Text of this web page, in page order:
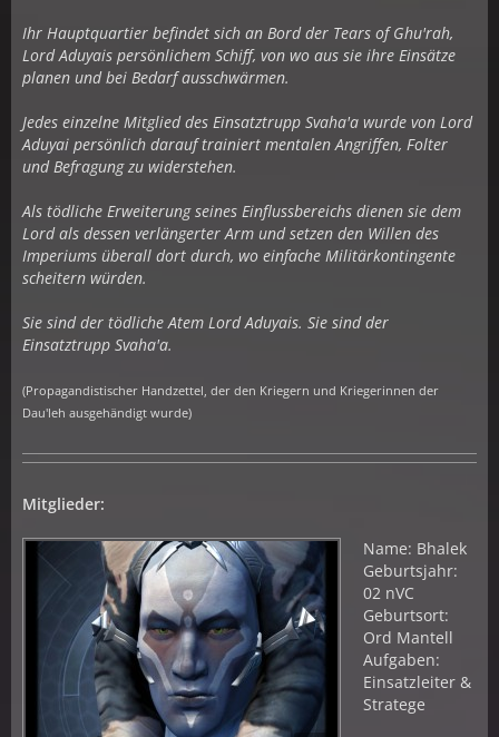
Ihr Hauptquartier befindet sich an Bord der Tears of Ghu'rah,
Lord Aduyais persönlichem Schiff, von wo aus sie ihre Einsätze
planen und bei Bedarf ausschwärmen.
Jedes einzelne Mitglied des Einsatztrupp Svaha'a wurde von Lord
Aduyai persönlich darauf trainiert mentalen Angriffen, Folter
und Befragung zu widerstehen.
Als tödliche Erweiterung seines Einflussbereichs dienen sie dem
Lord als dessen verlängerter Arm und setzen den Willen des
Imperiums überall dort durch, wo einfache Militärkontingente
scheitern würden.
Sie sind der tödliche Atem Lord Aduyais. Sie sind der
Einsatztrupp Svaha'a.
(Propagandistischer Handzettel, der den Kriegern und Kriegerinnen der
Dau'leh ausgehändigt wurde)
Mitglieder:
Name: Bhalek
Geburtsjahr:
02 nVC
Geburtsort:
Ord Mantell
Aufgaben:
Einsatzleiter &
Stratege